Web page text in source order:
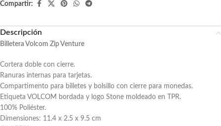
Compartir:
Descripción
Billetera Volcom Zip Venture
Cortera doble con cierre.
Ranuras internas para tarjetas.
Compartimento para billetes y bolsillo con cierre para monedas.
Etiqueta VOLCOM bordada y logo Stone moldeado en TPR.
100% Poliéster.
Dimensiones: 11.4 x 2.5 x 9.5 cm